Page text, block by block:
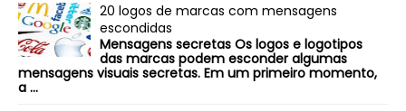
20 logos de marcas com mensagens
escondidas
Mensagens secretas Os logos e logotipos
das marcas podem esconder algumas
mensagens visuais secretas. Em um primeiro momento,
a ...